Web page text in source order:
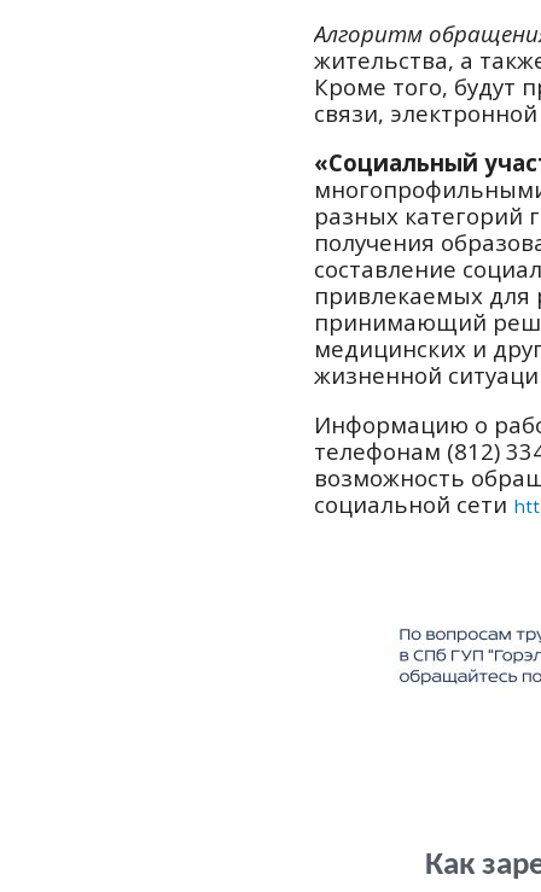
Алгоритм
жительства, а
Кроме того, будут
связи,
«Социальный
разных категорий
получения
составление
привлекаемых
принимающий
медицинских и
жизненной
Информацию о
телефонам (812)
возможность
социальной сети
Как